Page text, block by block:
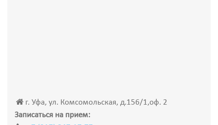
г. Уфа, ул. Комсомольская, д.156/1,оф. 2
Записаться на прием: